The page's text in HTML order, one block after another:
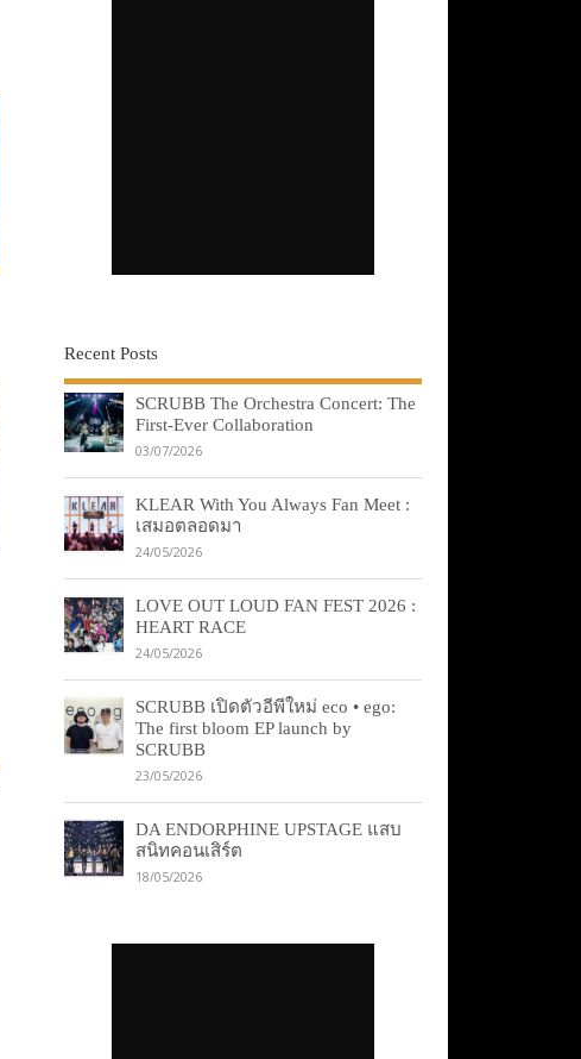
Recent Posts
SCRUBB The Orchestra Concert: The
First-Ever Collaboration
03/07/2026
KLEAR With You Always Fan Meet :
เสมอตลอดมา
24/05/2026
LOVE OUT LOUD FAN FEST 2026 :
HEART RACE
24/05/2026
SCRUBB เปิดตัวอีพีใหม่ eco • ego:
The first bloom EP launch by
SCRUBB
23/05/2026
DA ENDORPHINE UPSTAGE แสบ
สนิทคอนเสิร์ต
18/05/2026